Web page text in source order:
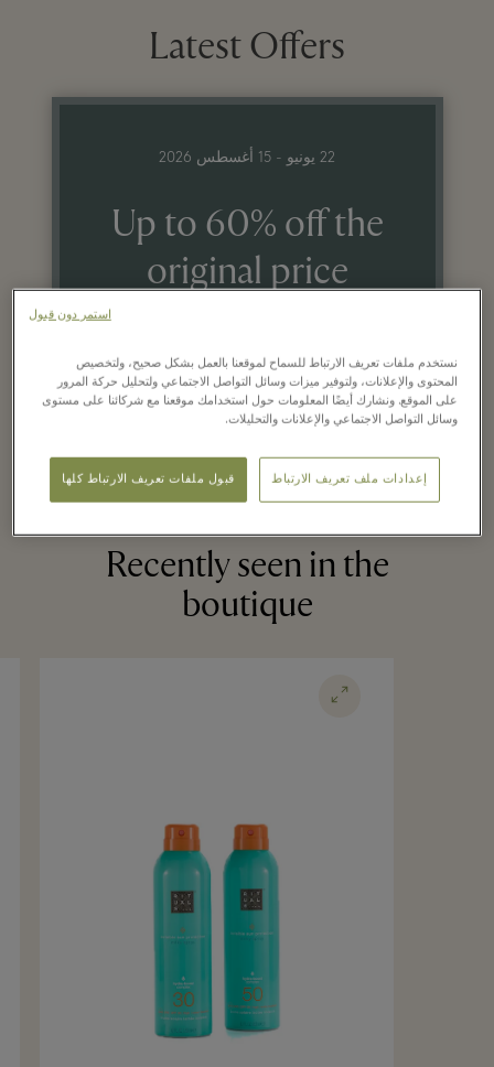
Latest Offers
22 يونيو - 15 أغسطس 2026
Up to 60% off the
original price
Recently seen in the
boutique
نستخدم ملفات تعريف الارتباط للسماح لموقعنا بالعمل بشكل صحيح، ولتخصيص
المحتوى والإعلانات، ولتوفير ميزات وسائل التواصل الاجتماعي ولتحليل حركة المرور
على الموقع. ونشارك أيضًا المعلومات حول استخدامك موقعنا مع شركائنا على مستوى
وسائل التواصل الاجتماعي والإعلانات والتحليلات.
إعدادات ملف تعريف الارتباط قبول ملفات تعريف الارتباط كلها
استمر دون قبول